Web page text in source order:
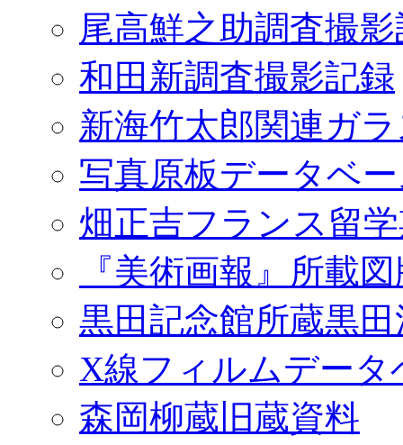
尾高鮮之助調査撮
和田新調査撮影記録
新海竹太郎関連ガ
写真原板データベ
畑正吉フランス留
『美術画報』所載
黒田記念館所蔵黒
X線フィルムデータ
森岡柳蔵旧蔵資料